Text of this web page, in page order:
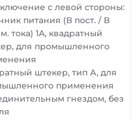
с левой стороны:
питания (В пост. / В
тока) 1A, квадратный
для промышленного
штекер, тип А, для
применения
гнездом, без